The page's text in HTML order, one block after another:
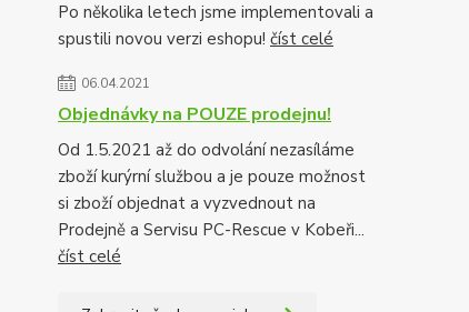
Po několika letech jsme implementovali a
spustili novou verzi eshopu! číst celé
06.04.2021
Objednávky na POUZE prodejnu!
Od 1.5.2021 až do odvolání nezasíláme
zboží kurýrní službou a je pouze možnost
si zboží objednat a vyzvednout na
Prodejně a Servisu PC-Rescue v Kobeři...
číst celé